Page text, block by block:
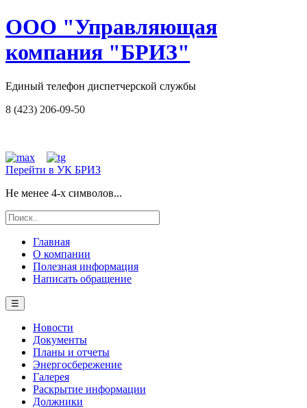
ООО "Управляющая
компания "БРИЗ"
Единый телефон диспетчерской службы
8 (423) 206-09-50
Перейти в УК БРИЗ
Не менее 4-х символов...
Главная
О компании
Полезная информация
Написать обращение
☰
Новости
Документы
Планы и отчеты
Энергосбережение
Галерея
Раскрытие информации
Должники